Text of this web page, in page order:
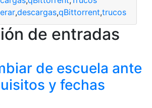
,descargas,qBittorrent,trucos
de entradas
de escuela ante
y fechas